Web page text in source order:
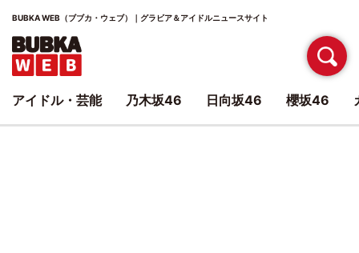
BUBKA WEB（ブブカ・ウェブ）｜グラビア＆アイドルニュースサイト
アイドル・芸能 乃木坂46 日向坂46 櫻坂46